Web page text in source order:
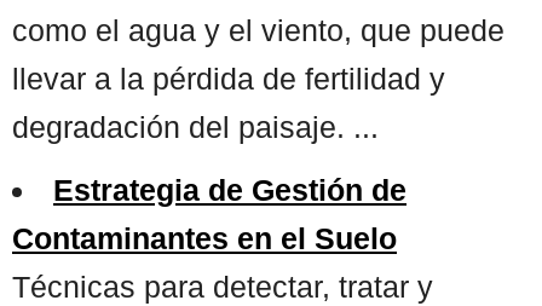
como el agua y el viento, que puede
llevar a la pérdida de fertilidad y
degradación del paisaje. ...
Estrategia de Gestión de
Contaminantes en el Suelo
Técnicas para detectar, tratar y